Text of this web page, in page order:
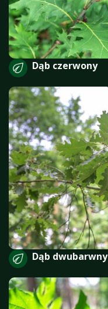
Dąb czerwony
Dąb dwubarwny